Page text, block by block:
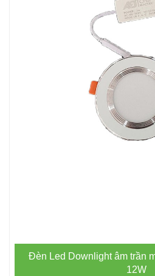
Đèn Led Downlight âm trần
12W